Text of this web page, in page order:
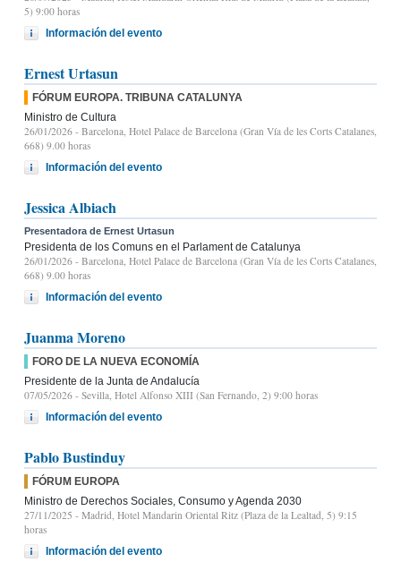
5) 9:00 horas
Información del evento
Ernest Urtasun
FÓRUM EUROPA. TRIBUNA CATALUNYA
Ministro de Cultura
26/01/2026 - Barcelona, Hotel Palace de Barcelona (Gran Vía de les Corts Catalanes,
668) 9.00 horas
Información del evento
Jessica Albiach
Presentadora de Ernest Urtasun
Presidenta de los Comuns en el Parlament de Catalunya
26/01/2026 - Barcelona, Hotel Palace de Barcelona (Gran Vía de les Corts Catalanes,
668) 9.00 horas
Información del evento
Juanma Moreno
FORO DE LA NUEVA ECONOMÍA
Presidente de la Junta de Andalucía
07/05/2026 - Sevilla, Hotel Alfonso XIII (San Fernando, 2) 9:00 horas
Información del evento
Pablo Bustinduy
FÓRUM EUROPA
Ministro de Derechos Sociales, Consumo y Agenda 2030
27/11/2025 - Madrid, Hotel Mandarin Oriental Ritz (Plaza de la Lealtad, 5) 9:15
horas
Información del evento